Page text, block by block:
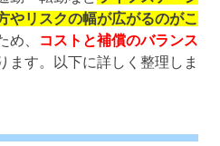
やリスクの幅が広がるのがこ
め、
コストと補償のバランス
ます。以下に詳しく整理しま